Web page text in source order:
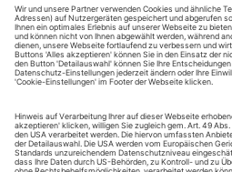
(Besetzung der Uraufführung der
Akademietheater)
Stimme der Erzählerin (Stefanie
Doktor...
Suchlauf 4/23
TV-Hinweise und Streaming für April